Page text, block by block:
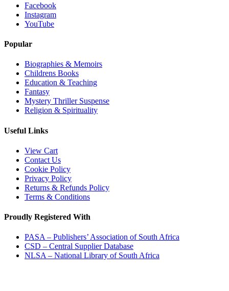
Facebook
Instagram
YouTube
Popular
Biographies & Memoirs
Childrens Books
Education & Teaching
Fantasy
Mystery Thriller Suspense
Religion & Spirituality
Useful Links
View Cart
Contact Us
Cookie Policy
Privacy Policy
Returns & Refunds Policy
Terms & Conditions
Proudly Registered With
PASA – Publishers’ Association of South Africa
CSD – Central Supplier Database
NLSA – National Library of South Africa